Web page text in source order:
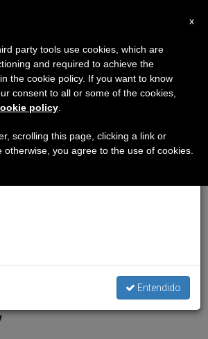
Amor
Haití, respuesta de
oleada de solidaridad
t r
×
al 7 de agosto haremos la pausa
que en el periodo de verano
informaciones y también el
Entendido
x
party tools use cookies, which are
and required to achieve the
the cookie policy. If you want to know
consent to all or some of the cookies,
policy
scrolling this page, clicking a link or
otherwise, you agree to the use of cookies.